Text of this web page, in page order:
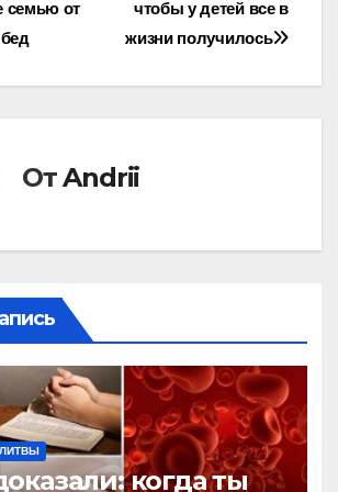
чтобы у детей все в
жизни получилось
от
ОтAndrii
когда ты